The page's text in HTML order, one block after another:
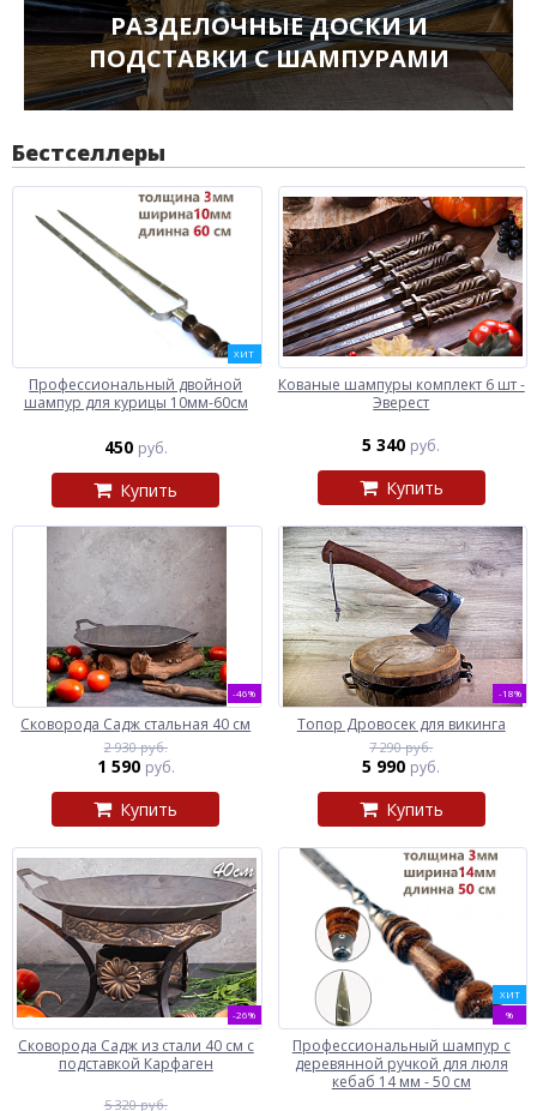
РАЗДЕЛОЧНЫЕ ДОСКИ И
ПОДСТАВКИ С ШАМПУРАМИ
Бестселлеры
ХИТ
Профессиональный двойной
шампур для курицы 10мм-60см
450 руб.
Купить
Кованые шампуры комплект 6 шт -
Эверест
5 340 руб.
Купить
-46%
Сковорода Садж стальная 40 см
2 930 руб.
1 590 руб.
Купить
-18%
Топор Дровосек для викинга
7 290 руб.
5 990 руб.
Купить
-26%
Сковорода Садж из стали 40 см с
подставкой Карфаген
5 320 руб.
ХИТ
%
Профессиональный шампур с
деревянной ручкой для люля
кебаб 14 мм - 50 см